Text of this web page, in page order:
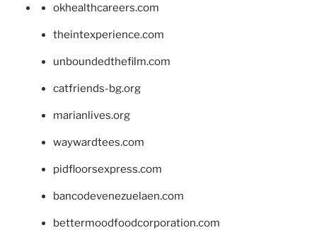
okhealthcareers.com
theintexperience.com
unboundedthefilm.com
catfriends-bg.org
marianlives.org
waywardtees.com
pidfloorsexpress.com
bancodevenezuelaen.com
bettermoodfoodcorporation.com